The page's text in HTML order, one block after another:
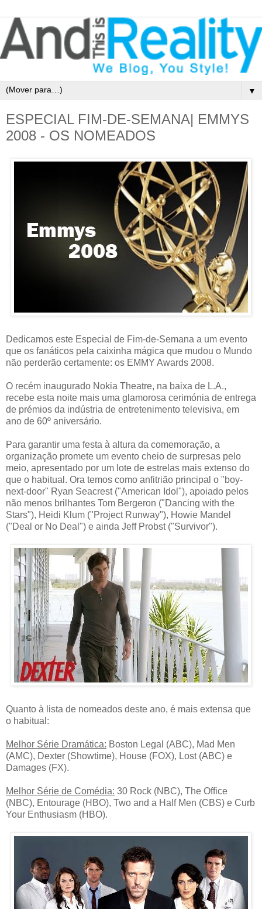
▼
ESPECIAL FIM-DE-SEMANA| EMMYS
2008 - OS NOMEADOS
Dedicamos este Especial de Fim-de-Semana a um evento
que os fanáticos pela caixinha mágica que mudou o Mundo
não perderão certamente: os EMMY Awards 2008.
O recém inaugurado Nokia Theatre, na baixa de L.A.,
recebe esta noite mais uma glamorosa cerimónia de entrega
de prémios da indústria de entretenimento televisiva, em
ano de 60º aniversário.
Para garantir uma festa à altura da comemoração, a
organização promete um evento cheio de surpresas pelo
meio, apresentado por um lote de estrelas mais extenso do
que o habitual. Ora temos como anfitrião principal o "boy-
next-door" Ryan Seacrest ("American Idol"), apoiado pelos
não menos brilhantes Tom Bergeron ("Dancing with the
Stars"), Heidi Klum ("Project Runway"), Howie Mandel
("Deal or No Deal") e ainda Jeff Probst ("Survivor").
Quanto à lista de nomeados deste ano, é mais extensa que
o habitual:
Melhor Série Dramática: Boston Legal (ABC), Mad Men
(AMC), Dexter (Showtime), House (FOX), Lost (ABC) e
Damages (FX).
Melhor Série de Comédia: 30 Rock (NBC), The Office
(NBC), Entourage (HBO), Two and a Half Men (CBS) e Curb
Your Enthusiasm (HBO).